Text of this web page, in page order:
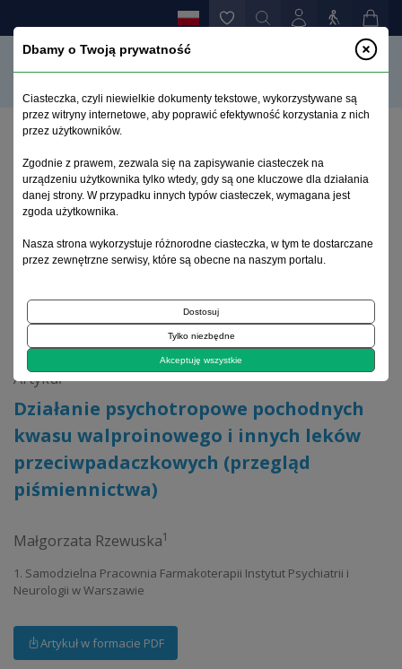
Działanie psychotropowe pochodnych kwasu
walproinowego i innych leków przeciwpadaczkowych
(przegląd piśmiennictwa)
Archiwum 1995–2023
1996, tom 12, zeszyt 2
Artykuł
Działanie psychotropowe pochodnych
kwasu walproinowego i innych leków
przeciwpadaczkowych (przegląd
piśmiennictwa)
Małgorzata Rzewuska1
1. Samodzielna Pracownia Farmakoterapii Instytut Psychiatrii i
Neurologii w Warszawie
Artykuł w formacie PDF
Dbamy o Twoją prywatność
Ciasteczka, czyli niewielkie dokumenty tekstowe, wykorzystywane są
przez witryny internetowe, aby poprawić efektywność korzystania z nich
przez użytkowników.
Zgodnie z prawem, zezwala się na zapisywanie ciasteczek na
urządzeniu użytkownika tylko wtedy, gdy są one kluczowe dla działania
danej strony. W przypadku innych typów ciasteczek, wymagana jest
zgoda użytkownika.
Nasza strona wykorzystuje różnorodne ciasteczka, w tym te dostarczane
przez zewnętrzne serwisy, które są obecne na naszym portalu.
Dostosuj
Tylko niezbędne
Akceptuję wszystkie